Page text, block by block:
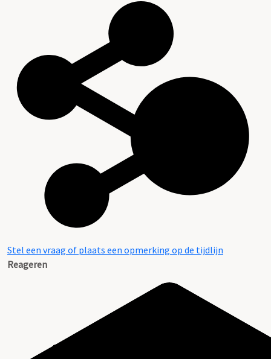
Stel een vraag of plaats een opmerking op de tijdlijn
Reageren